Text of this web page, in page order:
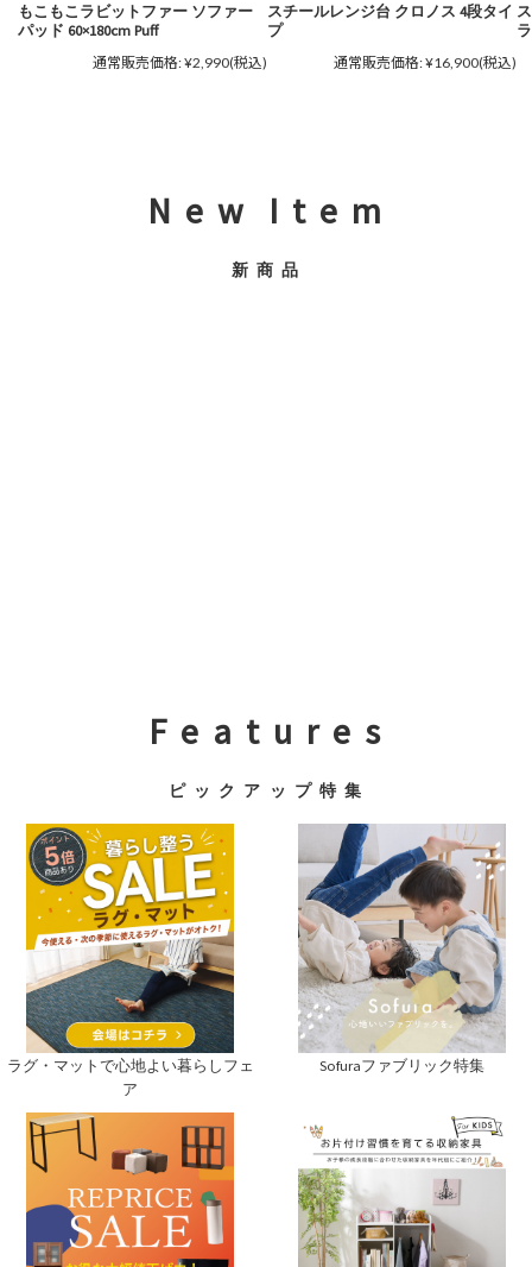
もこもこラビットファー ソファー
パッド 60×180cm Puff
通常販売価格:¥2,990(税込)
スチールレンジ台 クロノス 4段タイ
プ
通常販売価格:¥16,900(税込)
N e w I t e m
新 商 品
F e a t u r e s
ピ ッ ク ア ッ プ 特 集
ラグ・マットで心地よい暮らしフェ
ア
Sofuraファブリック特集